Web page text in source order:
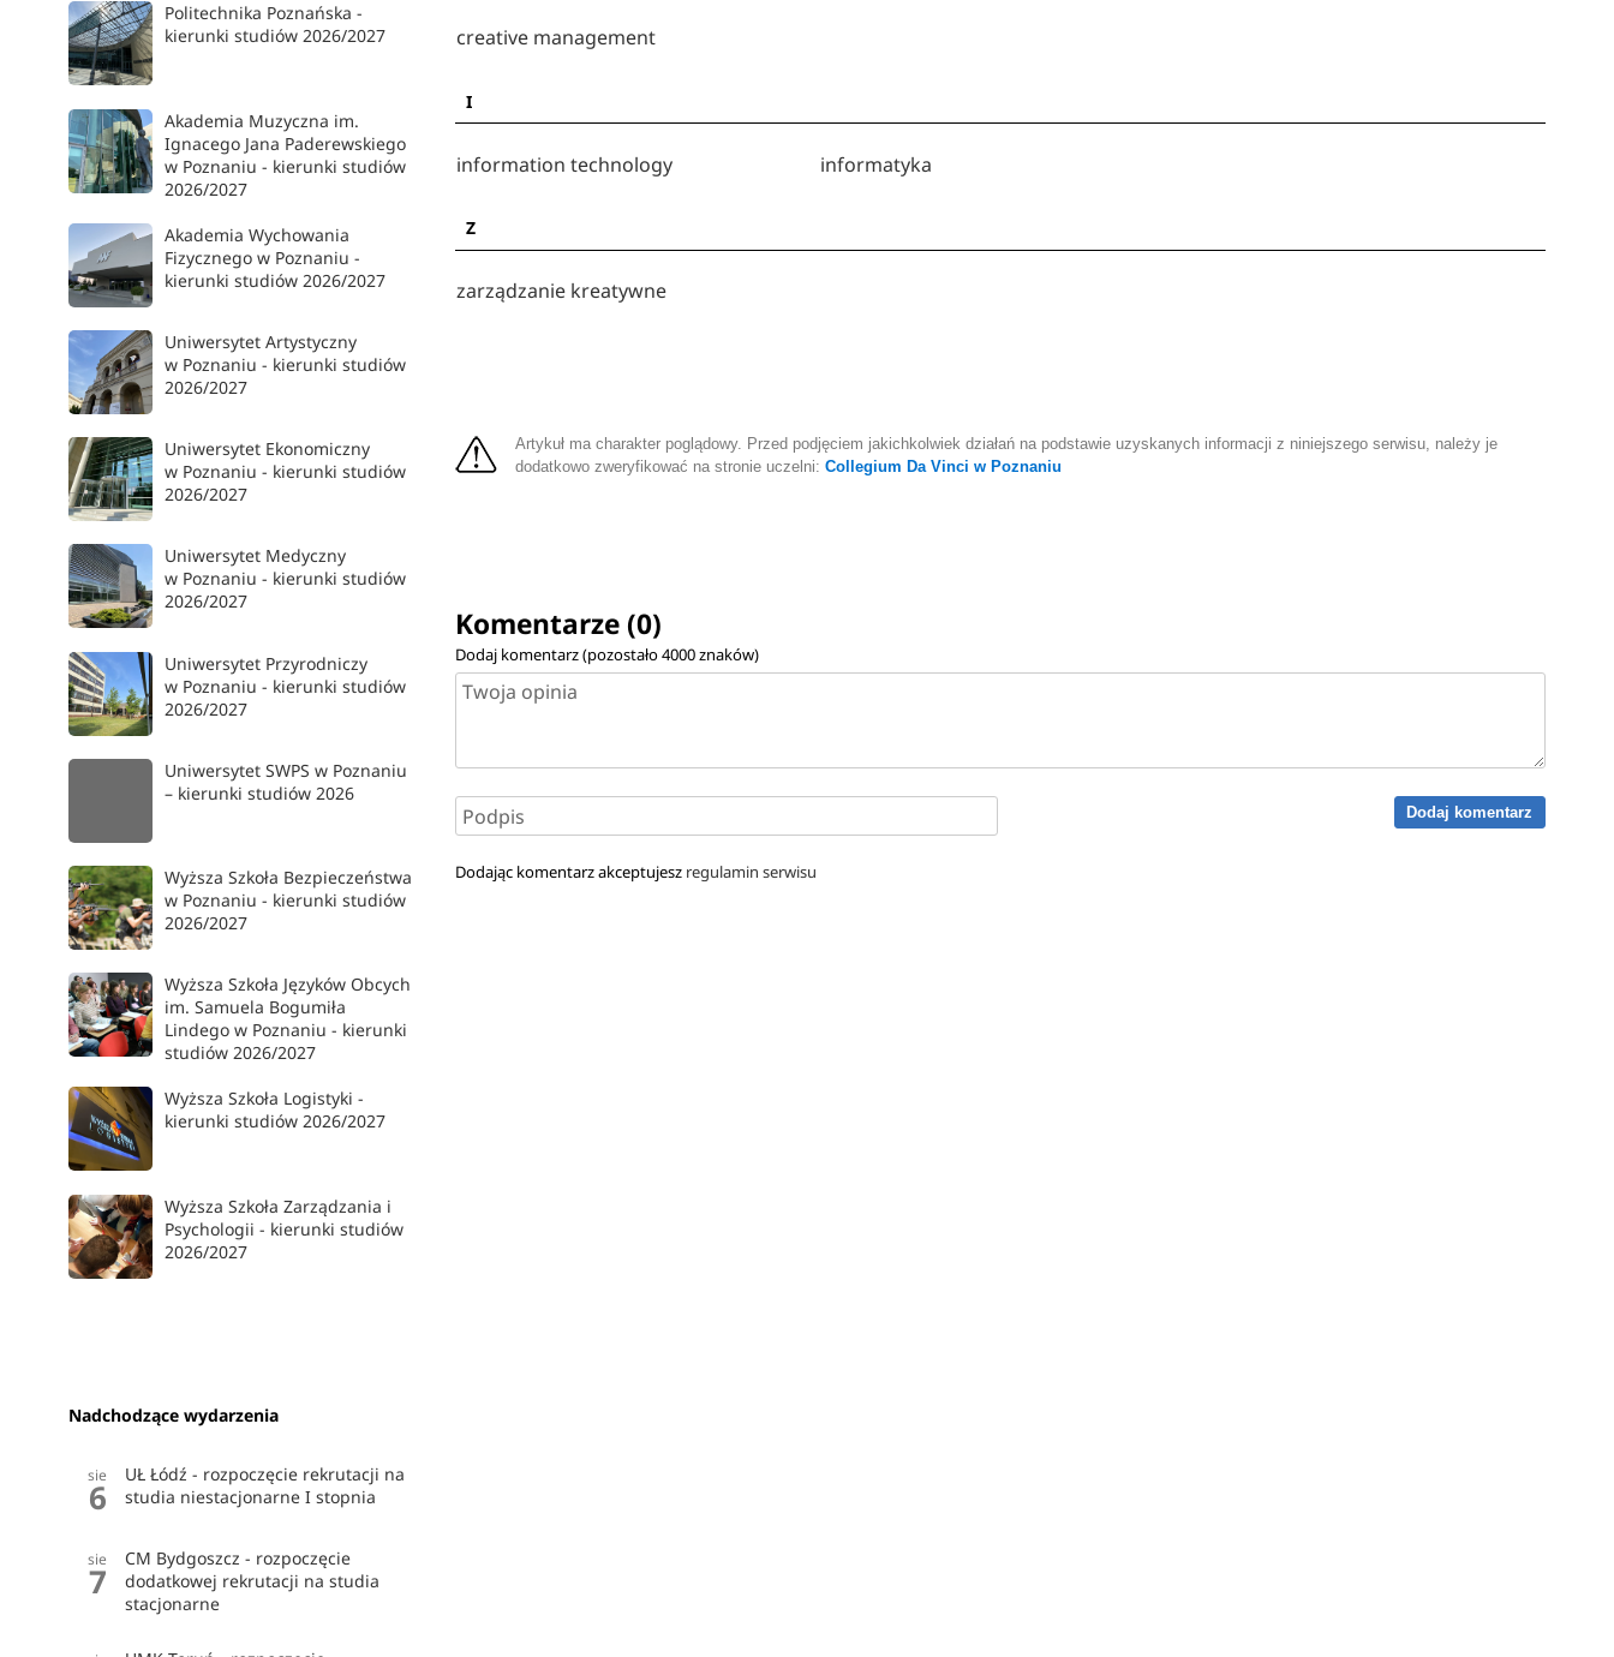
Politechnika Poznańska -
kierunki studiów 2026/2027
Akademia Muzyczna im.
Ignacego Jana Paderewskiego
w Poznaniu - kierunki studiów
2026/2027
Akademia Wychowania
Fizycznego w Poznaniu -
kierunki studiów 2026/2027
Uniwersytet Artystyczny
w Poznaniu - kierunki studiów
2026/2027
Uniwersytet Ekonomiczny
w Poznaniu - kierunki studiów
2026/2027
Uniwersytet Medyczny
w Poznaniu - kierunki studiów
2026/2027
Uniwersytet Przyrodniczy
w Poznaniu - kierunki studiów
2026/2027
Uniwersytet SWPS w Poznaniu
– kierunki studiów 2026
Wyższa Szkoła Bezpieczeństwa
w Poznaniu - kierunki studiów
2026/2027
Wyższa Szkoła Języków Obcych
im. Samuela Bogumiła
Lindego w Poznaniu - kierunki
studiów 2026/2027
Wyższa Szkoła Logistyki -
kierunki studiów 2026/2027
Wyższa Szkoła Zarządzania i
Psychologii - kierunki studiów
2026/2027
Nadchodzące wydarzenia
sie
6
UŁ Łódź - rozpoczęcie rekrutacji na
studia niestacjonarne I stopnia
sie
7
CM Bydgoszcz - rozpoczęcie
dodatkowej rekrutacji na studia
stacjonarne
creative management
I
information technology informatyka
Z
zarządzanie kreatywne
Artykuł ma charakter poglądowy. Przed podjęciem jakichkolwiek działań na podstawie uzyskanych informacji z niniejszego serwisu, należy je
dodatkowo zweryfikować na stronie uczelni:Collegium Da Vinci w Poznaniu
Komentarze (0)
Dodaj komentarz (pozostało4000znaków)
Dodając komentarz akceptujesz regulamin serwisu
Dodaj komentarz